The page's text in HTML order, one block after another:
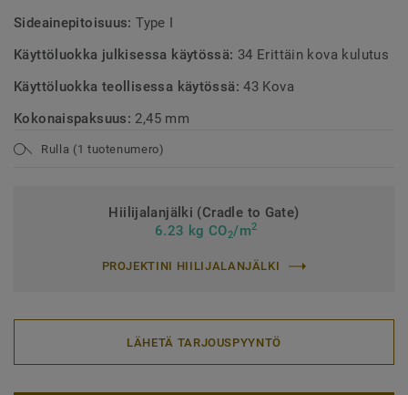
Sideainepitoisuus:Type I
Käyttöluokka julkisessa käytössä: 34 Erittäin kova kulutus
Käyttöluokka teollisessa käytössä:43 Kova
Kokonaispaksuus: 2,45 mm
Rulla (1 tuotenumero)
Hiilijalanjälki (Cradle to Gate)
6.23 kg CO2/m2
PROJEKTINI HIILIJALANJÄLKI
LÄHETÄ TARJOUSPYYNTÖ